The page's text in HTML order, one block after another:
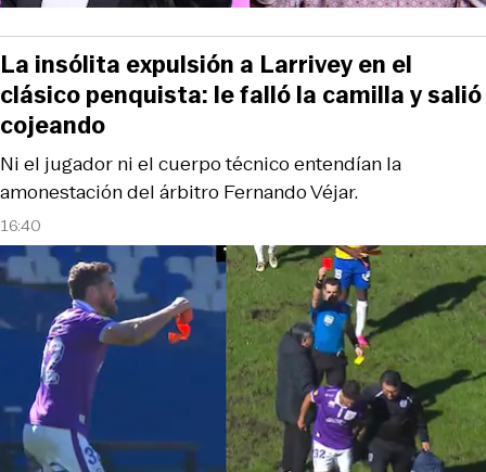
16:40
Ni el jugador ni el cuerpo técnico entendían la
amonestación del árbitro Fernando Véjar.
La insólita expulsión a Larrivey en el
clásico penquista: le falló la camilla y salió
cojeando